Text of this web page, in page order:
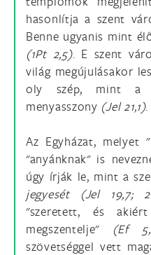
hasonlítja a szent
Benne ugyanis mint
(1Pt 2,5). E szent
világ megújulásakor
oly szép, mint a
menyasszony (Jel 21,1).
Az Egyházat, melyet
"anyánknak" is
úgy írják le, mint a
jegyesét (Jel 19,7;
"szeretett, és
megszentelje" (Ef
szövetséggel vett